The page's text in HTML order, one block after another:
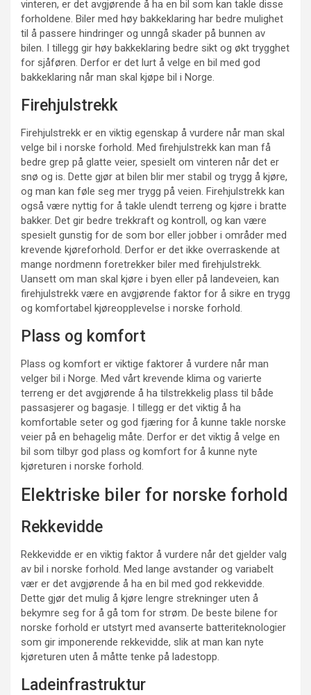
vinteren, er det avgjørende å ha en bil som kan takle disse
forholdene. Biler med høy bakkeklaring har bedre mulighet
til å passere hindringer og unngå skader på bunnen av
bilen. I tillegg gir høy bakkeklaring bedre sikt og økt trygghet
for sjåføren. Derfor er det lurt å velge en bil med god
bakkeklaring når man skal kjøpe bil i Norge.
Firehjulstrekk
Firehjulstrekk er en viktig egenskap å vurdere når man skal
velge bil i norske forhold. Med firehjulstrekk kan man få
bedre grep på glatte veier, spesielt om vinteren når det er
snø og is. Dette gjør at bilen blir mer stabil og trygg å kjøre,
og man kan føle seg mer trygg på veien. Firehjulstrekk kan
også være nyttig for å takle ulendt terreng og kjøre i bratte
bakker. Det gir bedre trekkraft og kontroll, og kan være
spesielt gunstig for de som bor eller jobber i områder med
krevende kjøreforhold. Derfor er det ikke overraskende at
mange nordmenn foretrekker biler med firehjulstrekk.
Uansett om man skal kjøre i byen eller på landeveien, kan
firehjulstrekk være en avgjørende faktor for å sikre en trygg
og komfortabel kjøreopplevelse i norske forhold.
Plass og komfort
Plass og komfort er viktige faktorer å vurdere når man
velger bil i Norge. Med vårt krevende klima og varierte
terreng er det avgjørende å ha tilstrekkelig plass til både
passasjerer og bagasje. I tillegg er det viktig å ha
komfortable seter og god fjæring for å kunne takle norske
veier på en behagelig måte. Derfor er det viktig å velge en
bil som tilbyr god plass og komfort for å kunne nyte
kjøreturen i norske forhold.
Elektriske biler for norske forhold
Rekkevidde
Rekkevidde er en viktig faktor å vurdere når det gjelder valg
av bil i norske forhold. Med lange avstander og variabelt
vær er det avgjørende å ha en bil med god rekkevidde.
Dette gjør det mulig å kjøre lengre strekninger uten å
bekymre seg for å gå tom for strøm. De beste bilene for
norske forhold er utstyrt med avanserte batteriteknologier
som gir imponerende rekkevidde, slik at man kan nyte
kjøreturen uten å måtte tenke på ladestopp.
Ladeinfrastruktur